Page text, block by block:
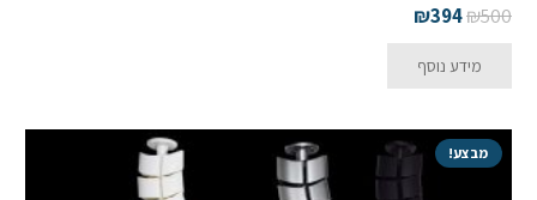
₪500
₪394
מידע נוסף
מבצע!